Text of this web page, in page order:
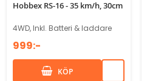
Hobbex RS-16 - 35 km/h, 30cm
4WD, Inkl. Batteri & laddare
999:-
KÖP